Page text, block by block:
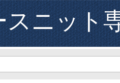
スニット